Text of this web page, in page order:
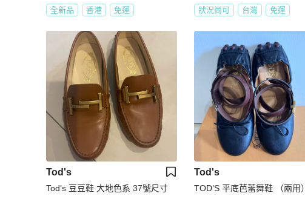
全新品 香港 免運 狀況尚可 台灣 免運
Tod's
Tod’s 豆豆鞋 大地色系 37號尺寸
Tod's
TOD’S 平底芭蕾舞鞋 （兩用）